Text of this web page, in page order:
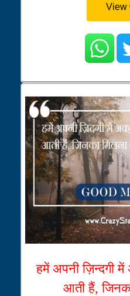
View
हमें अपनी ज़िन्दगी
आती हैं,